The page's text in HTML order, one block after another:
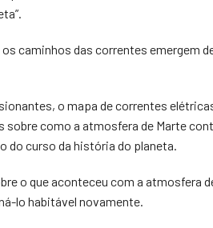
caminhos das correntes emergem
o mapa de correntes
como a atmosfera de Marte
do curso da história do planeta.
o que aconteceu com a atmosfera
lo habitável novamente.